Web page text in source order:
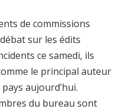
de commissions
sur les édits
ce samedi, ils
le principal auteur
aujourd’hui.
du bureau sont